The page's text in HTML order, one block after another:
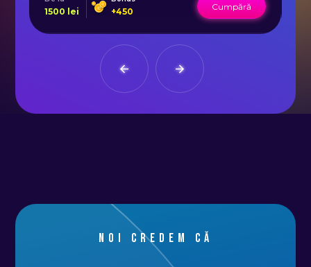
1500 lei +450 Cumpără
Noi credem că